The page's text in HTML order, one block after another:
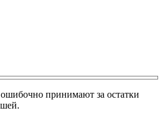
принимают за остатки